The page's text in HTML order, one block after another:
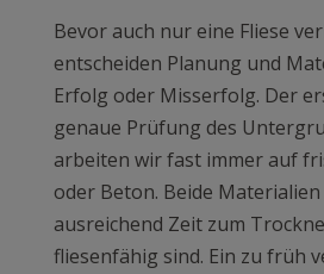
Bevor auch nur eine Fliese
entscheiden Planung und
Erfolg oder Misserfolg. Der
genaue Prüfung des
arbeiten wir fast immer auf
oder Beton. Beide
ausreichend Zeit zum
fliesenfähig sind. Ein zu früh